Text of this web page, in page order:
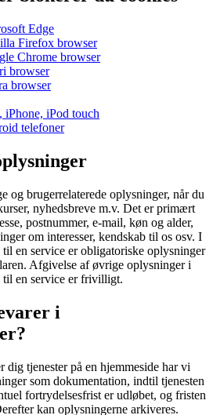
Edge
Firefox browser
Chrome browser
browser
browser
iPhone, iPod touch
telefoner
og brugerrelaterede oplysninger, når du
nyhedsbreve m.v. Det er primært
postnummer, e-mail, køn og alder,
om interesser, kendskab til os osv. I
en service er obligatoriske oplysninger
Afgivelse af øvrige oplysninger i
en service er frivilligt.
i
tjenester på en hjemmeside har vi
som dokumentation, indtil tjenesten
fortrydelsesfrist er udløbet, og fristen
kan oplysningerne arkiveres.